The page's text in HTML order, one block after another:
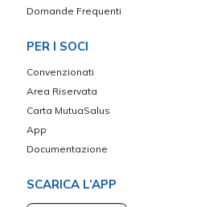
Domande Frequenti
PER I SOCI
Convenzionati
Area Riservata
Carta MutuaSalus
App
Documentazione
SCARICA L’APP